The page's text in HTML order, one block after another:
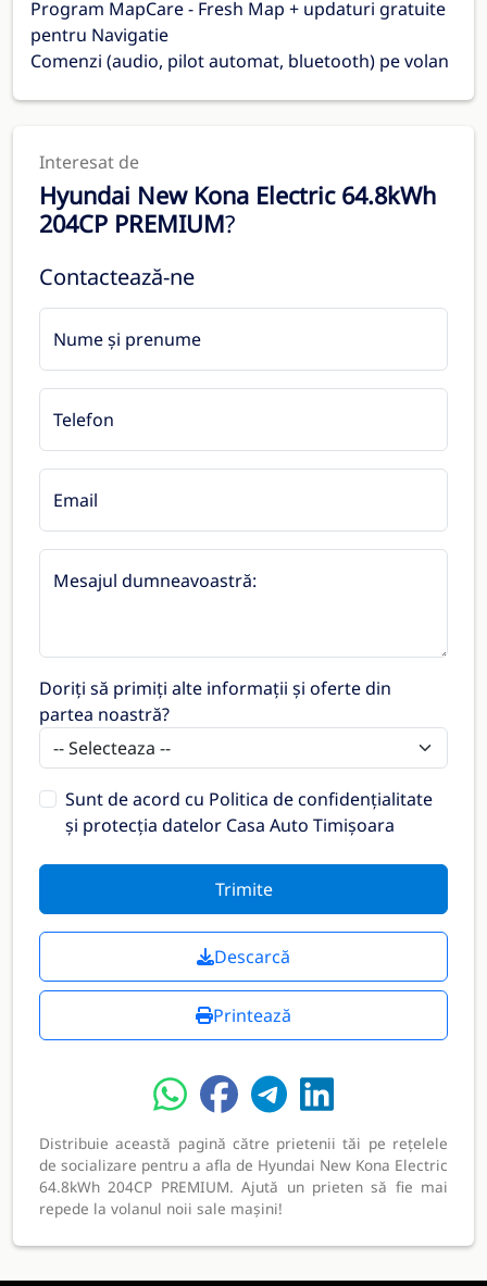
Program MapCare - Fresh Map + updaturi gratuite
pentru Navigatie
Comenzi (audio, pilot automat, bluetooth) pe volan
Interesat de
Hyundai New Kona Electric 64.8kWh
204CP PREMIUM?
Contactează-ne
Nume și prenume
Telefon
Email
Mesajul dumneavoastră:
Doriți să primiți alte informații și oferte din
partea noastră?
Sunt de acord cu Politica de confidențialitate
și protecția datelor Casa Auto Timișoara
Trimite
Descarcă
Printează
Distribuie această pagină către prietenii tăi pe rețelele
de socializare pentru a afla de Hyundai New Kona Electric
64.8kWh 204CP PREMIUM. Ajută un prieten să fie mai
repede la volanul noii sale mașini!